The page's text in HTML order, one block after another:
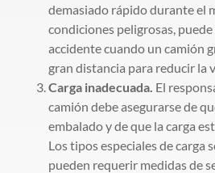
demasiado rápido durante el
condiciones peligrosas,
accidente cuando un camión
gran distancia para reducir la
Carga inadecuada. El
camión debe asegurarse de
embalado y de que la carga
Los tipos especiales de carga
pueden requerir medidas de